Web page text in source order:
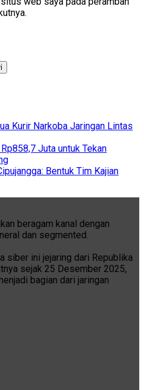
Kurir Narkoba Jaringan Lintas
Juta untuk Tekan
Bentuk Tim Kajian
beragam kanal dengan
dan segmented.
siber ini jejaring dari Republika
sejak 25 Desember 2025,
bagian dari jaringan